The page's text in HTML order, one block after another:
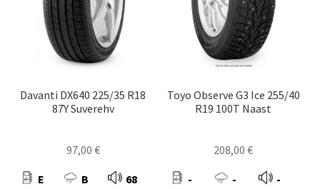
Davanti DX640 225/35 R18
87Y Suverehv
97,00 €
E B 68
Toyo Observe G3 Ice 255/40
R19 100T Naast
208,00€
- - -